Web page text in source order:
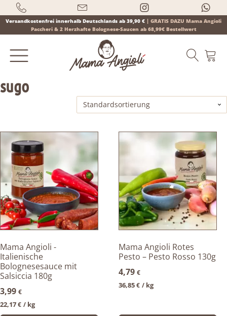
Versandkostenfrei innerhalb Deutschlands ab 39,90 € | GRATIS DAZU Mama Angioli
Paccheri & 2 Herzhafte Bolognese-Saucen ab 68,99€ Bestellwert
sugo
Mama Angioli -
Italienische
Bolognesesauce mit
Salsiccia 180g
3,99 €
22,17€ / kg
Mama Angioli Rotes
Pesto – Pesto Rosso 130g
4,79€
36,85€ / kg